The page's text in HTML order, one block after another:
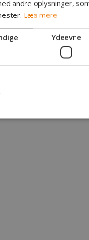
andre oplysninger,
Læs mere
Ydeevne